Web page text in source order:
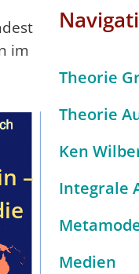
im
–
Theorie
Theorie
Ken
Integrale
Medien